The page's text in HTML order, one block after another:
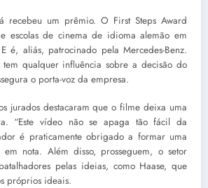
recebeu um prêmio. O First Steps Award
escolas de cinema de idioma alemão em
é, aliás, patrocinado pela Mercedes-Benz.
tem qualquer influência sobre a decisão do
o porta-voz da empresa.
jurados destacaram que o filme deixa uma
“Este vídeo não se apaga tão fácil da
é praticamente obrigado a formar uma
em nota. Além disso, prosseguem, o setor
pelas ideias, como Haase, que
próprios ideais.